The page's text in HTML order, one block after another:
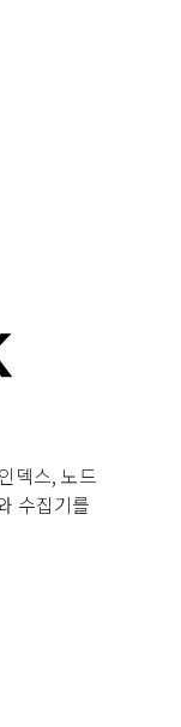
덱스, 노드
수집기를